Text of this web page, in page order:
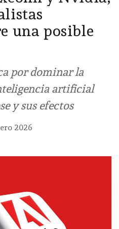
una posible
por dominar la
artificial
y sus efectos
2026